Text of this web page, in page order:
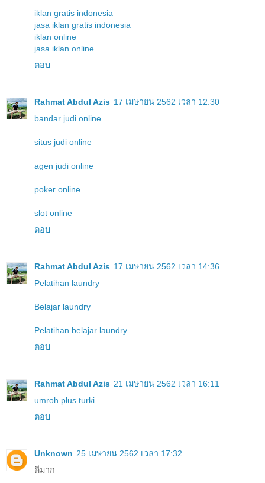
iklan gratis indonesia
jasa iklan gratis indonesia
iklan online
jasa iklan online
ตอบ
Rahmat Abdul Azis 17 เมษายน 2562 เวลา 12:30
bandar judi online
situs judi online
agen judi online
poker online
slot online
ตอบ
Rahmat Abdul Azis 17 เมษายน 2562 เวลา 14:36
Pelatihan laundry
Belajar laundry
Pelatihan belajar laundry
ตอบ
Rahmat Abdul Azis 21 เมษายน 2562 เวลา 16:11
umroh plus turki
ตอบ
Unknown 25 เมษายน 2562 เวลา 17:32
ดีมาก